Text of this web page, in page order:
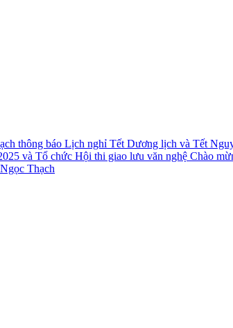
thông báo Lịch nghỉ Tết Dương lịch và Tết
và Tổ chức Hội thi giao lưu văn nghệ Chào
Thạch